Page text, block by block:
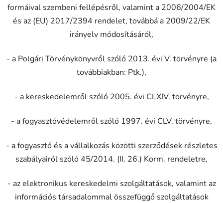
formáival szembeni fellépésről, valamint a 2006/2004/EK
és az (EU) 2017/2394 rendelet, továbbá a 2009/22/EK
irányelv módosításáról,
- a Polgári Törvénykönyvről szóló 2013. évi V. törvényre (a
továbbiakban: Ptk.),
- a kereskedelemről szóló 2005. évi CLXIV. törvényre,
- a fogyasztóvédelemről szóló 1997. évi CLV. törvényre,
- a fogyasztó és a vállalkozás közötti szerződések részletes
szabályairól szóló 45/2014. (II. 26.) Korm. rendeletre,
- az elektronikus kereskedelmi szolgáltatások, valamint az
információs társadalommal összefüggő szolgáltatások